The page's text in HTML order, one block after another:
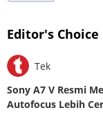
Editor's Choice
Tek
Sony A7 V Resmi
Autofocus Lebih